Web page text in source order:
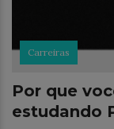
Carreiras
Por que
estudando